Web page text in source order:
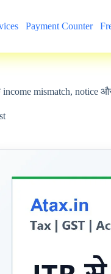
Payment Counter
mismatch, notice